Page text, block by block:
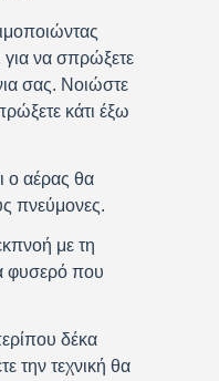
για να σπρώξετε
σας. Νοιώστε
κάτι έξω
ο αέρας θα
πνεύμονες.
με τη
φυσερό που
δέκα
την τεχνική θα